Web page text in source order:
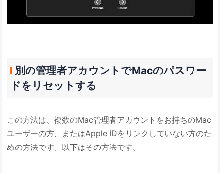
別の管理者アカウントでMacのパスワー
ドをリセットする
この方法は、複数のMac管理者アカウントをお持ちのMac
ユーザーの方、またはApple IDをリンクしていない方のた
めの方法です。以下はその方法です。